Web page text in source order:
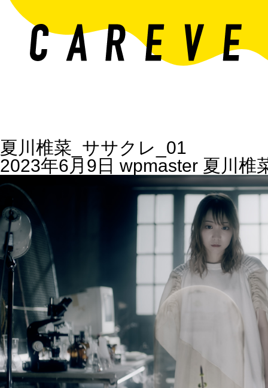
夏川椎菜_ササクレ_01
2023年6月9日 wpmaster 夏川椎